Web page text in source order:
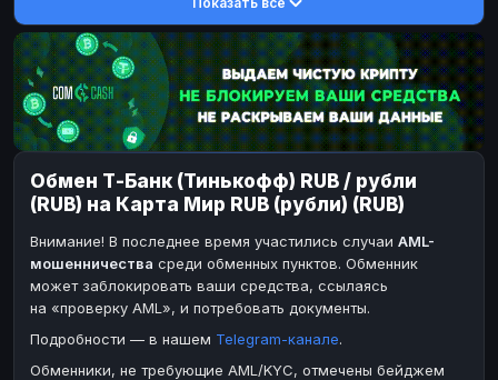
DASH
Toncoin TON
Dogecoin DOGE
TRX TRON
Bitcoin Cash BCH
BinanceCoin BEP20
Ether Classic ETC
SOL
Ripple XRP
DASH
Toncoin TON
Dogecoin DOGE
TRX TRON
Bitcoin Cash BCH
BinanceCoin
Ether Classic
Ripple
Paxum USD Paxum
Обмен Т-Банк (Тинькофф) RUB / рубли
(RUB) на Карта Мир RUB (рубли) (RUB)
Внимание! В последнее время участились случаи AML-
мошенничества среди обменных пунктов. Обменник
может заблокировать ваши средства, ссылаясь
на «проверку AML», и потребовать документы.
Подробности — в нашем Telegram-канале.
Обменники, не требующие AML/KYC, отмечены бейджем